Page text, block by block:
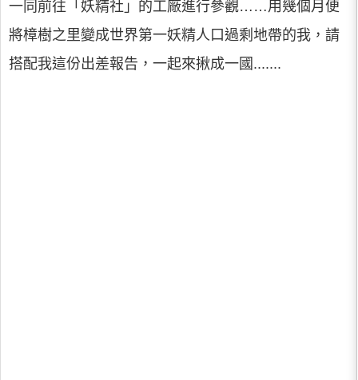
一同前往「妖精社」的工廠進行參觀……用幾個月便
將樟樹之里變成世界第一妖精人口過剩地帶的我，請
搭配我這份出差報告，一起來揪成一國.......